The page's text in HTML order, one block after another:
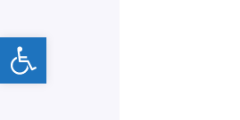
Ouvrir la barre d’outils